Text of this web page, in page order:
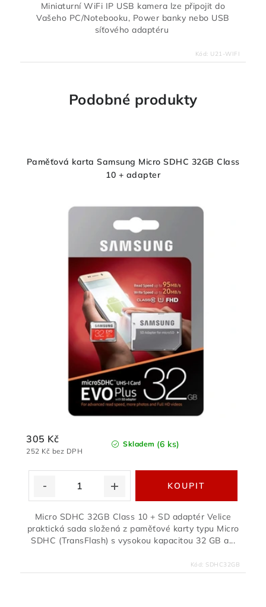
Miniaturní WiFi IP USB kamera lze připojit do
Vašeho PC/Notebooku, Power banky nebo USB
síťového adaptéru
Kód: U21-WIFI
Podobné produkty
Paměťová karta Samsung Micro SDHC 32GB Class
10 + adapter
Skladem (6 ks)
252 Kč bez DPH
305 Kč
Micro SDHC 32GB Class 10 + SD adaptér Velice
praktická sada složená z paměťové karty typu Micro
SDHC (TransFlash) s vysokou kapacitou 32 GB a...
Kód: SDHC32GB